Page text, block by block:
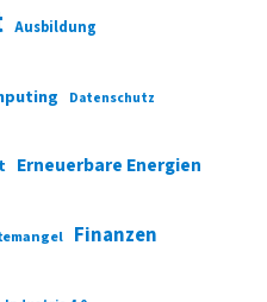
Ausbildung
Datenschutz
Erneuerbare Energien
Finanzen